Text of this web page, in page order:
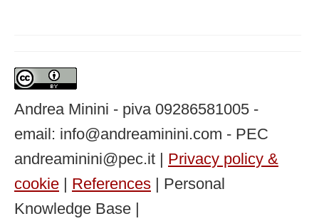
Andrea Minini - piva 09286581005 -
email: info@andreaminini.com - PEC
andreaminini@pec.it | Privacy policy &
cookie | References | Personal
Knowledge Base |